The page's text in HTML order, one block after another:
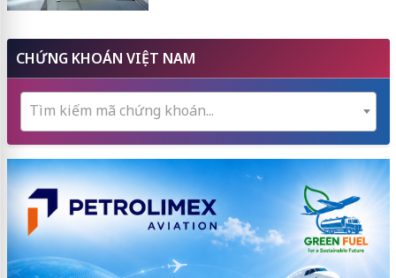
CHỨNG KHOÁN VIỆT NAM
Tìm kiếm mã chứng khoán...